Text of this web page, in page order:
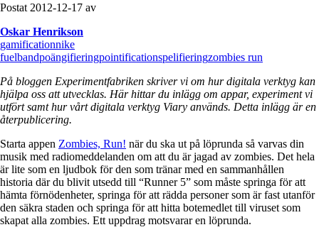
Postat 2012-12-17 av
Oskar Henrikson
gamificationnike
fuelbandpoängifieringpointificationspelifieringzombies run
På bloggen Experimentfabriken skriver vi om hur digitala verktyg kan
hjälpa oss att utvecklas. Här hittar du inlägg om appar, experiment vi
utfört samt hur vårt digitala verktyg Viary används. Detta inlägg är en
återpublicering.
Starta appen Zombies, Run! när du ska ut på löprunda så varvas din
musik med radiomeddelanden om att du är jagad av zombies. Det hela
är lite som en ljudbok för den som tränar med en sammanhållen
historia där du blivit utsedd till “Runner 5” som måste springa för att
hämta förnödenheter, springa för att rädda personer som är fast utanför
den säkra staden och springa för att hitta botemedlet till viruset som
skapat alla zombies. Ett uppdrag motsvarar en löprunda.